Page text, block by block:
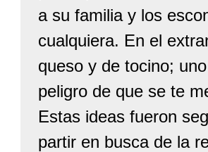
a su familia y los
cualquiera. En el
queso y de tocino;
peligro de que se te
Estas ideas fueron
partir en busca de la